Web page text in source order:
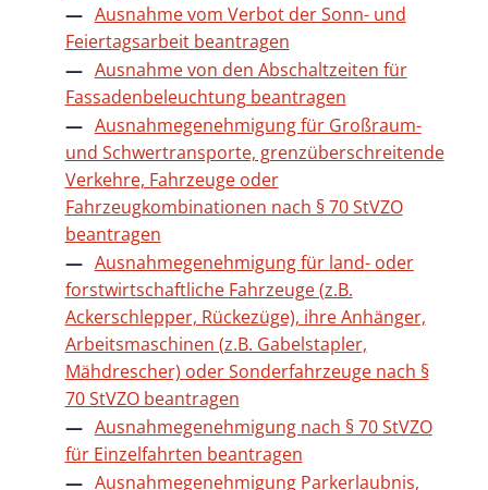
Ausnahme vom Verbot der Sonn- und
Feiertagsarbeit beantragen
Ausnahme von den Abschaltzeiten für
Fassadenbeleuchtung beantragen
Ausnahmegenehmigung für Großraum-
und Schwertransporte, grenzüberschreitende
Verkehre, Fahrzeuge oder
Fahrzeugkombinationen nach § 70 StVZO
beantragen
Ausnahmegenehmigung für land- oder
forstwirtschaftliche Fahrzeuge (z.B.
Ackerschlepper, Rückezüge), ihre Anhänger,
Arbeitsmaschinen (z.B. Gabelstapler,
Mähdrescher) oder Sonderfahrzeuge nach §
70 StVZO beantragen
Ausnahmegenehmigung nach § 70 StVZO
für Einzelfahrten beantragen
Ausnahmegenehmigung Parkerlaubnis,